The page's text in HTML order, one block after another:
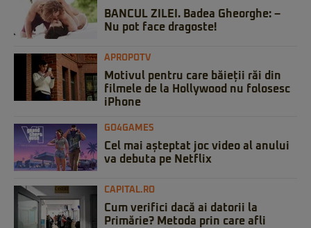
BANCUL ZILEI. Badea Gheorghe: –
Nu pot face dragoste!
APROPOTV
Motivul pentru care băieții răi din
filmele de la Hollywood nu folosesc
iPhone
GO4GAMES
Cel mai așteptat joc video al anului
va debuta pe Netflix
CAPITAL.RO
Cum verifici dacă ai datorii la
Primărie? Metoda prin care afli